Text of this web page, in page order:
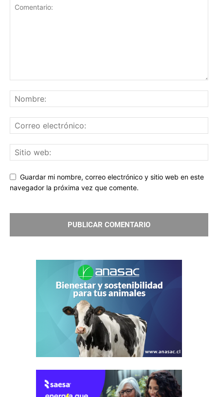
Guardar mi nombre, correo electrónico y sitio web en este
navegador la próxima vez que comente.